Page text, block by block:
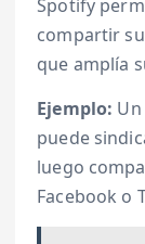
Spotify
compartir
que amplía
Ejemplo:
puede
luego
Facebook o